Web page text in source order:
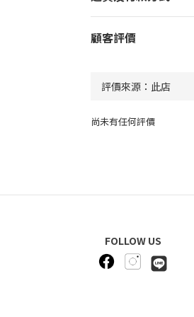
顧客評價
尚未有任何評價
FOLLOW US